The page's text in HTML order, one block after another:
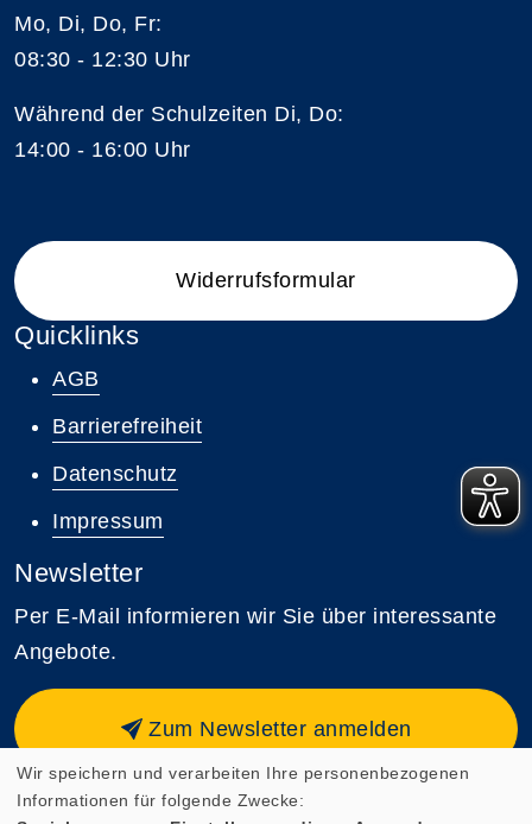
Mo, Di, Do, Fr:
08:30 - 12:30 Uhr
Während der Schulzeiten Di, Do:
14:00 - 16:00 Uhr
Widerrufsformular
Quicklinks
AGB
Barrierefreiheit
Datenschutz
Impressum
Newsletter
Per E-Mail informieren wir Sie über interessante
Angebote.
Zum Newsletter anmelden
Wir speichern und verarbeiten Ihre personenbezogenen
Informationen für folgende Zwecke: